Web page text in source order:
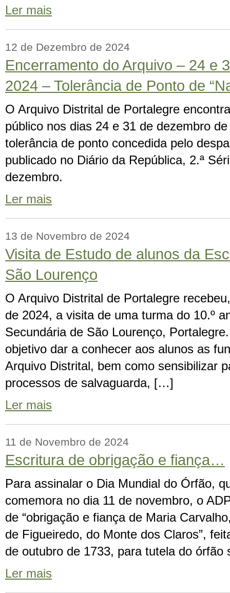
Ler mais
12 de Dezembro de 2024
Encerramento do Arquivo – 24 e
2024 – Tolerância de Ponto de
O Arquivo Distrital de Portalegre
público nos dias 24 e 31 de dezembro
tolerância de ponto concedida pelo
publicado no Diário da República, 2.ª
dezembro.
Ler mais
13 de Novembro de 2024
Visita de Estudo de alunos da
São Lourenço
O Arquivo Distrital de Portalegre
de 2024, a visita de uma turma do 10.º
Secundária de São Lourenço,
objetivo dar a conhecer aos alunos as
Arquivo Distrital, bem como sensibilizar
processos de salvaguarda, […]
Ler mais
11 de Novembro de 2024
Escritura de obrigação e fiança…
Para assinalar o Dia Mundial do Órfão,
comemora no dia 11 de novembro, o
de “obrigação e fiança de Maria
de Figueiredo, do Monte dos Claros”,
de outubro de 1733, para tutela do
Ler mais